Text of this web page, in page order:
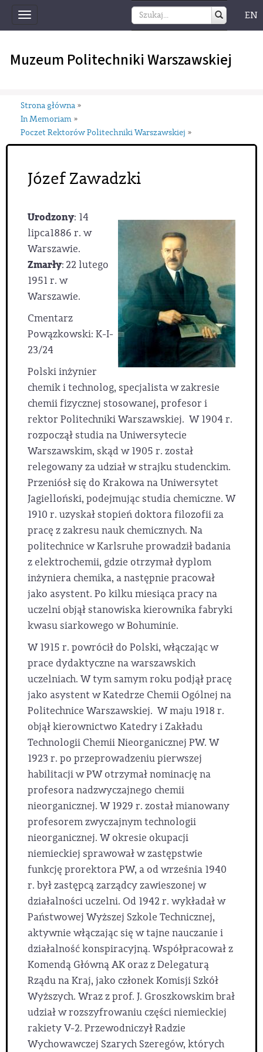
Toggle
navigation
EN
Muzeum Politechniki Warszawskiej
Strona główna »
In Memoriam »
Poczet Rektorów Politechniki Warszawskiej »
Józef Zawadzki
Urodzony: 14
lipca1886 r. w
Warszawie.
Zmarły: 22 lutego
1951 r. w
Warszawie.
Cmentarz
Powązkowski: K-I-
23/24
Polski inżynier
chemik i technolog, specjalista w zakresie
chemii fizycznej stosowanej, profesor i
rektor Politechniki Warszawskiej. W 1904 r.
rozpoczął studia na Uniwersytecie
Warszawskim, skąd w 1905 r. został
relegowany za udział w strajku studenckim.
Przeniósł się do Krakowa na Uniwersytet
Jagielloński, podejmując studia chemiczne. W
1910 r. uzyskał stopień doktora filozofii za
pracę z zakresu nauk chemicznych. Na
politechnice w Karlsruhe prowadził badania
z elektrochemii, gdzie otrzymał dyplom
inżyniera chemika, a następnie pracował
jako asystent. Po kilku miesiąca pracy na
uczelni objął stanowiska kierownika fabryki
kwasu siarkowego w Bohuminie.
W 1915 r. powrócił do Polski, włączając w
prace dydaktyczne na warszawskich
uczelniach. W tym samym roku podjął pracę
jako asystent w Katedrze Chemii Ogólnej na
Politechnice Warszawskiej. W maju 1918 r.
objął kierownictwo Katedry i Zakładu
Technologii Chemii Nieorganicznej PW. W
1923 r. po przeprowadzeniu pierwszej
habilitacji w PW otrzymał nominację na
profesora nadzwyczajnego chemii
nieorganicznej. W 1929 r. został mianowany
profesorem zwyczajnym technologii
nieorganicznej. W okresie okupacji
niemieckiej sprawował w zastępstwie
funkcję prorektora PW, a od września 1940
r. był zastępcą zarządcy zawieszonej w
działalności uczelni. Od 1942 r. wykładał w
Państwowej Wyższej Szkole Technicznej,
aktywnie włączając się w tajne nauczanie i
działalność konspiracyjną. Współpracował z
Komendą Główną AK oraz z Delegaturą
Rządu na Kraj, jako członek Komisji Szkół
Wyższych. Wraz z prof. J. Groszkowskim brał
udział w rozszyfrowaniu części niemieckiej
rakiety V-2. Przewodniczył Radzie
Wychowawczej Szarych Szeregów, których